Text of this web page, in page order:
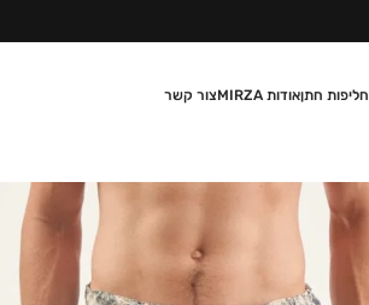
חליפות חתןאודות MIRZA צור קשר